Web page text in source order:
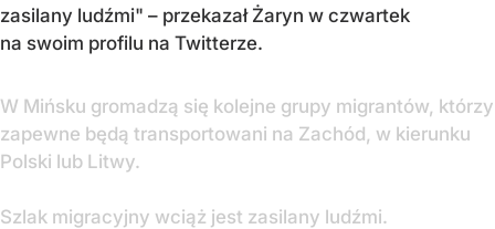
zasilany ludźmi" – przekazał Żaryn w czwartek
na swoim profilu na Twitterze.
W Mińsku gromadzą się kolejne grupy migrantów, którzy
zapewne będą transportowani na Zachód, w kierunku
Polski lub Litwy.
Szlak migracyjny wciąż jest zasilany ludźmi.